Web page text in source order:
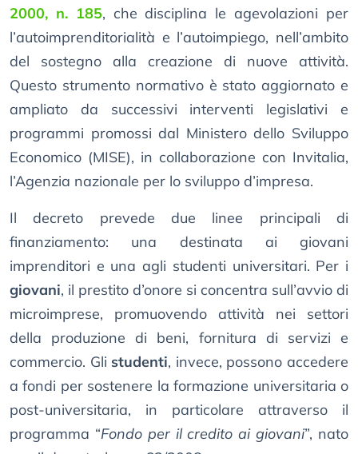
2000, n. 185, che disciplina le agevolazioni per
l’autoimprenditorialità e l’autoimpiego, nell’ambito
del sostegno alla creazione di nuove attività.
Questo strumento normativo è stato aggiornato e
ampliato da successivi interventi legislativi e
programmi promossi dal Ministero dello Sviluppo
Economico (MISE), in collaborazione con Invitalia,
l’Agenzia nazionale per lo sviluppo d’impresa.
Il decreto prevede due linee principali di
finanziamento: una destinata ai giovani
imprenditori e una agli studenti universitari. Per i
giovani, il prestito d’onore si concentra sull’avvio di
microimprese, promuovendo attività nei settori
della produzione di beni, fornitura di servizi e
commercio. Gli studenti, invece, possono accedere
a fondi per sostenere la formazione universitaria o
post-universitaria, in particolare attraverso il
programma “Fondo per il credito ai giovani”, nato